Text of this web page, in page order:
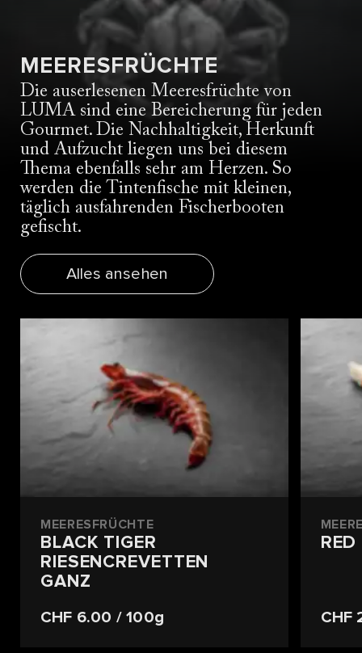
MEERESFRÜCHTE
Die auserlesenen Meeresfrüchte von
LUMA sind eine Bereicherung für jeden
Gourmet. Die Nachhaltigkeit, Herkunft
und Aufzucht liegen uns bei diesem
Thema ebenfalls sehr am Herzen. So
werden die Tintenfische mit kleinen,
täglich ausfahrenden Fischerbooten
gefischt.
Alles ansehen
MEERESFRÜCHTE
BLACK TIGER
RIESENCREVETTEN
GANZ
CHF 6.00 / 100g CHF